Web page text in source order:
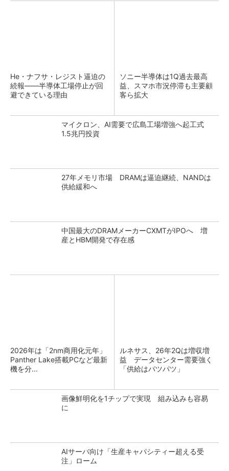
He・ナフサ・レジスト逼迫の
続報――半導体工場停止が回
避できている理由
ソニー半導体は1Q過去最高
益、スマホ市況停滞も主要顧
客ら拡大
マイクロン、AI需要で広島工場増強へ起工式
1.5兆円投資
27年メモリ市場 DRAMは逼迫継続、NANDは
供給緩和へ
中国最大のDRAMメーカーCXMTがIPOへ 増
産とHBM開発で存在感
2026年は「2nm商用化元年」
Panther Lake搭載PCなど最新
機を分...
ルネサス、26年2Qは増収増
益 データセンター需要強く
「供給はパツパツ」
画像鮮明化を1チップで実現 組み込みも容易
に
AIサーバ向け「生産キャパシティー超える受
注」ローム